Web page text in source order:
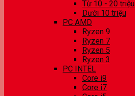
Từ 10 - 20 triệu
Dưới 10 triệu
PC AMD
Ryzen 9
Ryzen 7
Ryzen 5
Ryzen 3
PC INTEL
Core i9
Core i7